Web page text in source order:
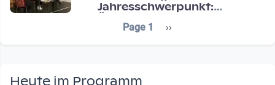
Jahresschwerpunkt:
Seitennummerierung
Page 1 Next page
››
Heute im Programm